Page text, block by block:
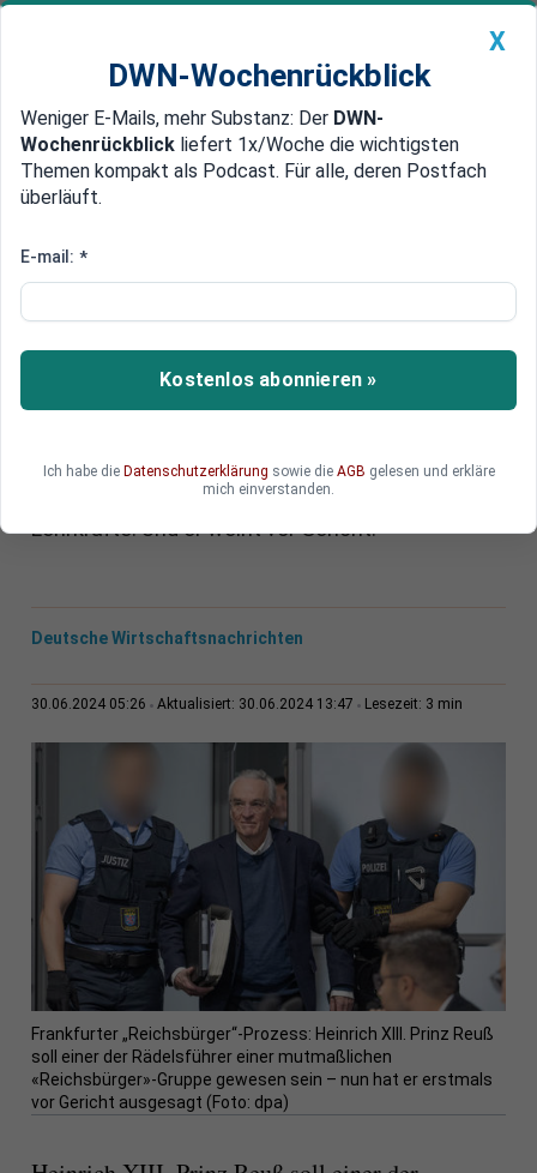
Newsticker MEIN DWN: Geldanlage Premium
Edelmetalle DWN-Magazin China
Frankfurter „Reichsbürger“-
Reuß vor Gericht
Tränen und Emotionen: Heinrich XIII. Prinz Reuß
hat erstmals im Frankfurter „Reichsbürger“-
Familiengeschichte geschildert. Er spricht auch
über „psychische Vergewaltigungen“ durch
Lehrkräfte. Und er weint vor Gericht.
Deutsche Wirtschaftsnachrichten
30.06.2024 05:26 Aktualisiert: 30.06.2024 13:47 Lesezeit: 3 min
Frankfurter „Reichsbürger“-Prozess: Heinrich XIII. Prinz Reuß
soll einer der Rädelsführer einer mutmaßlichen
«Reichsbürger»-Gruppe gewesen sein – nun hat er erstmals
vor Gericht ausgesagt (Foto: dpa)
X
DWN-Wochenrückblick
Weniger E-Mails, mehr Substanz: Der DWN-
Wochenrückblick liefert 1x/Woche die wichtigsten
Themen kompakt als Podcast. Für alle, deren Postfach
überläuft.
E-mail: *
Kostenlos abonnieren »
Ich habe die Datenschutzerklärung sowie die AGB gelesen und erkläre
mich einverstanden.